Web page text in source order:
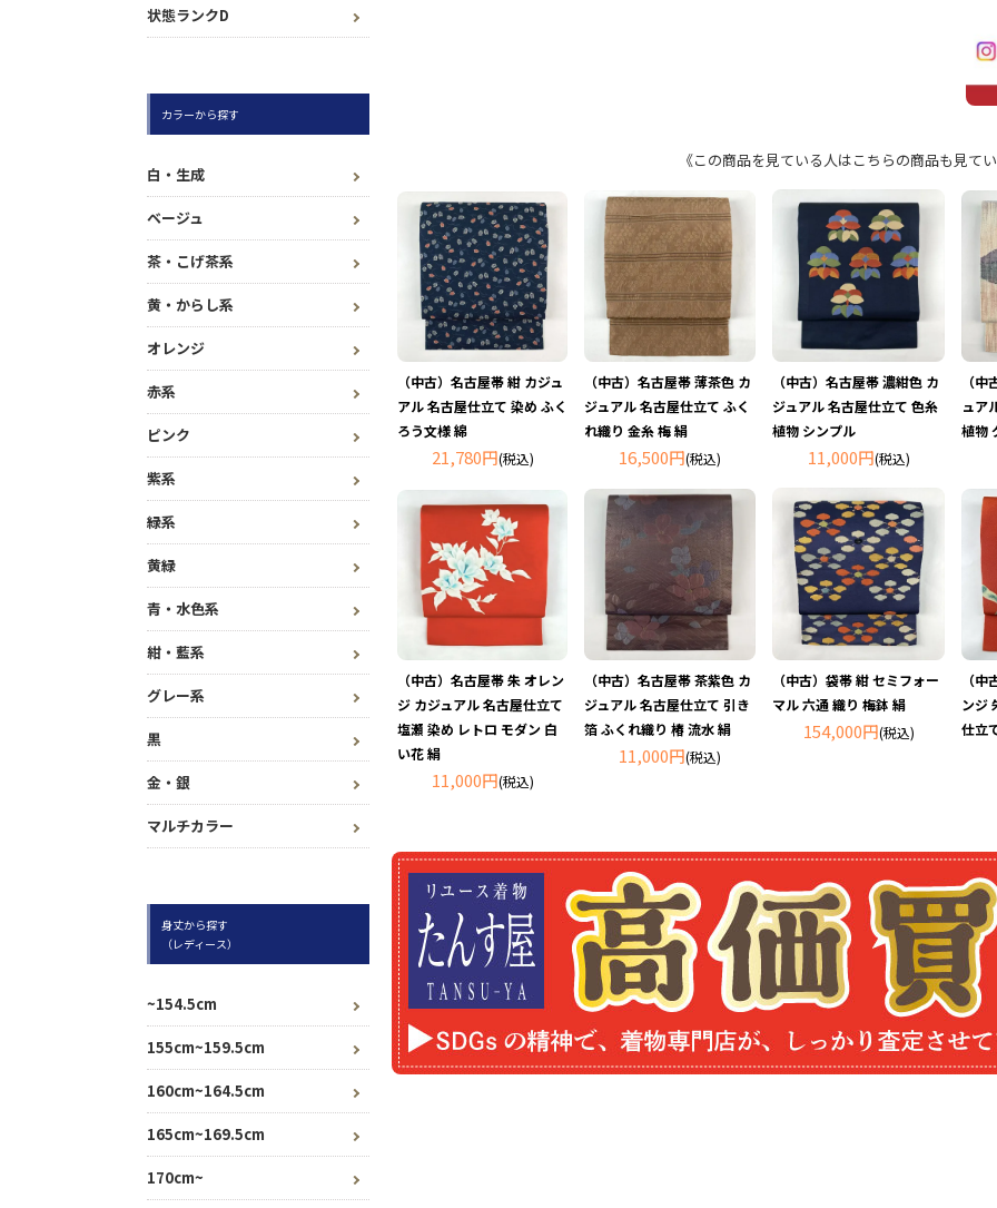
状態ランクD
カラーから探す
白・生成
ベージュ
茶・こげ茶系
黄・からし系
オレンジ
赤系
ピンク
紫系
緑系
黄緑
青・水色系
紺・藍系
グレー系
黒
金・銀
マルチカラー
身丈から探す
（レディース）
~154.5cm
155cm~159.5cm
160cm~164.5cm
165cm~169.5cm
170cm~
《この商品を見ている人はこちらの商品も見て
（中古）名古屋帯 紺 カジュ
アル 名古屋仕立て 染め ふく
ろう文様 綿
21,780円(税込)
（中古）名古屋帯 薄茶色 カ
ジュアル 名古屋仕立て ふく
れ織り 金糸 梅 絹
16,500円(税込)
（中古）名古屋帯 濃紺色 カ
ジュアル 名古屋仕立て 色糸
植物 シンプル
11,000円(税込)
（
ュア
植物
（中古）名古屋帯 朱 オレン
ジ カジュアル 名古屋仕立て
塩瀬 染め レトロ モダン 白
い花 絹
11,000円(税込)
（中古）名古屋帯 茶紫色 カ
ジュアル 名古屋仕立て 引き
箔 ふくれ織り 椿 流水 絹
11,000円(税込)
（中古）袋帯 紺 セミフォー
マル 六通 織り 梅鉢 絹
154,000円(税込)
（
ンジ
仕立